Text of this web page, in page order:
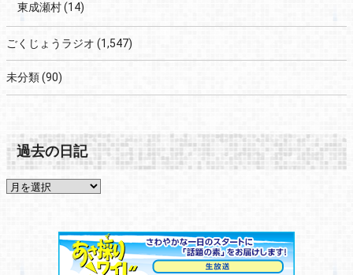
東成瀬村(14)
ごくじょうラジオ (1,547)
未分類(90)
過去の日記